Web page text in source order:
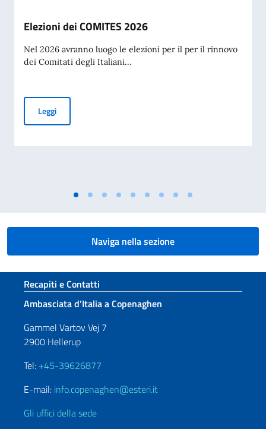
Elezioni dei COMITES 2026
Nel 2026 avranno luogo le elezioni per il per il rinnovo
dei Comitati degli Italiani...
LeggiElezioni dei COMITES 2026
Naviga nella sezione
Sezione footer
Recapiti e Contatti
Ambasciata d’Italia a Copenaghen
Gammel Vartov Vej 7
2900 Hellerup
Tel: +45-39626877
E-mail: info.copenaghen@esteri.it
Gli uffici della sede